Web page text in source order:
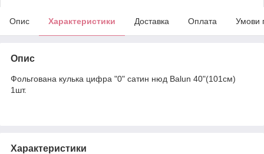
Опис Характеристики Доставка Оплата Умови
Опис
Фольгована кулька цифра "0" сатин нюд Balun 40"(101см)
1шт.
Характеристики